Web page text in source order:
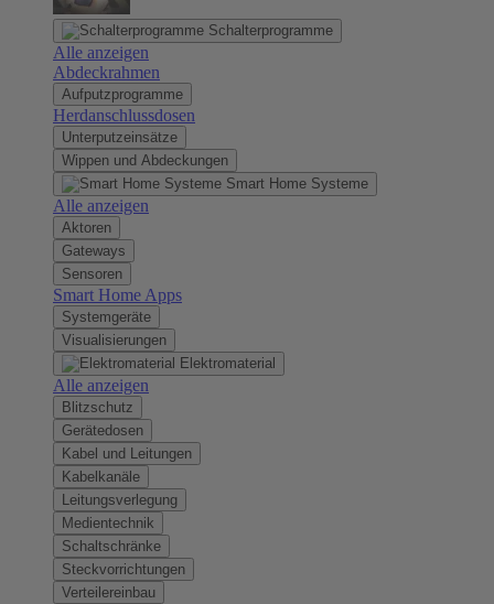
Schalterprogramme
Alle anzeigen
Abdeckrahmen
Aufputzprogramme
Herdanschlussdosen
Unterputzeinsätze
Wippen und Abdeckungen
Smart Home Systeme
Alle anzeigen
Aktoren
Gateways
Sensoren
Smart Home Apps
Systemgeräte
Visualisierungen
Elektromaterial
Alle anzeigen
Blitzschutz
Gerätedosen
Kabel und Leitungen
Kabelkanäle
Leitungsverlegung
Medientechnik
Schaltschränke
Steckvorrichtungen
Verteilereinbau